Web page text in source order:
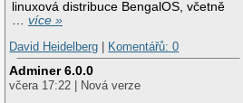
linuxová distribuce BengalOS, včetně
…více »
David Heidelberg
Komentářů: 0
Adminer 6.0.0
včera 17:22 | Nová verze